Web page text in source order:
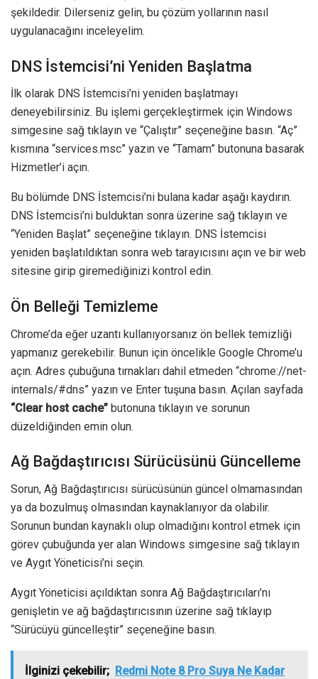
şekildedir. Dilerseniz gelin, bu çözüm yollarının nasıl
uygulanacağını inceleyelim.
DNS İstemcisi’ni Yeniden Başlatma
İlk olarak DNS İstemcisi’ni yeniden başlatmayı
deneyebilirsiniz. Bu işlemi gerçekleştirmek için Windows
simgesine sağ tıklayın ve “Çalıştır” seçeneğine basın. “Aç”
kısmına “services.msc” yazın ve “Tamam” butonuna basarak
Hizmetler’i açın.
Bu bölümde DNS İstemcisi’ni bulana kadar aşağı kaydırın.
DNS İstemcisi’ni bulduktan sonra üzerine sağ tıklayın ve
“Yeniden Başlat” seçeneğine tıklayın. DNS İstemcisi
yeniden başlatıldıktan sonra web tarayıcısını açın ve bir web
sitesine girip giremediğinizi kontrol edin.
Ön Belleği Temizleme
Chrome’da eğer uzantı kullanıyorsanız ön bellek temizliği
yapmanız gerekebilir. Bunun için öncelikle Google Chrome’u
açın. Adres çubuğuna tırnakları dahil etmeden “chrome://net-
internals/#dns” yazın ve Enter tuşuna basın. Açılan sayfada
“Clear host cache” butonuna tıklayın ve sorunun
düzeldiğinden emin olun.
Ağ Bağdaştırıcısı Sürücüsünü Güncelleme
Sorun, Ağ Bağdaştırıcısı sürücüsünün güncel olmamasından
ya da bozulmuş olmasından kaynaklanıyor da olabilir.
Sorunun bundan kaynaklı olup olmadığını kontrol etmek için
görev çubuğunda yer alan Windows simgesine sağ tıklayın
ve Aygıt Yöneticisi’ni seçin.
Aygıt Yöneticisi açıldıktan sonra Ağ Bağdaştırıcıları’nı
genişletin ve ağ bağdaştırıcısının üzerine sağ tıklayıp
“Sürücüyü güncelleştir” seçeneğine basın.
İlginizi çekebilir; Redmi Note 8 Pro Suya Ne Kadar